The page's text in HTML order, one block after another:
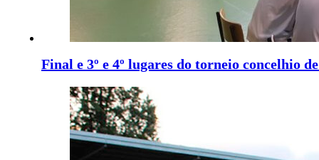
Final e 3º e 4º lugares do torneio concelhio